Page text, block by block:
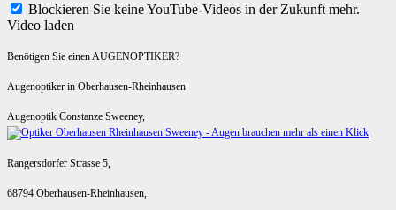
Blockieren Sie keine YouTube-Videos in der Zukunft mehr.
Video laden
Benötigen Sie einen AUGENOPTIKER?
Augenoptiker in Oberhausen-Rheinhausen
Augenoptik Constanze Sweeney,
Rangersdorfer Strasse 5,
68794 Oberhausen-Rheinhausen,